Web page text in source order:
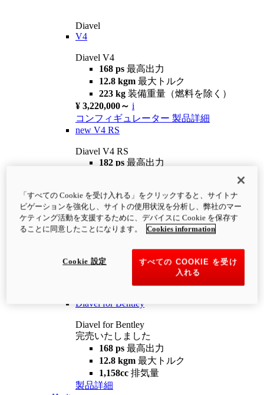
Diavel
V4
Diavel V4
168 ps 最高出力
12.8 kgm 最大トルク
223 kg 装備重量（燃料を除く）
¥ 3,220,000～ i
コンフィギュレーター 製品詳細
new V4 RS
Diavel V4 RS
182 ps 最高出力
¥4,400,000 i
コンフィギュレーター 製品詳細
newV4 RS 100
12.2 kgm
最大トルク
装備重量（燃料を除く）
Diavel for Bentley
Diavel for Bentley
完売いたしました
168 ps 最高出力
12.8 kgm 最大トルク
1,158cc 排気量
製品詳細
「すべての Cookie を受け入れる」をクリックすると、サイトナ
ビゲーションを強化し、サイトの使用状況を分析し、弊社のマー
ケティング活動を支援するために、デバイスに Cookie を保存す
ることに同意したことになります。
Cookies information
すべての COOKIE を受け
入れる
Cookie 設定